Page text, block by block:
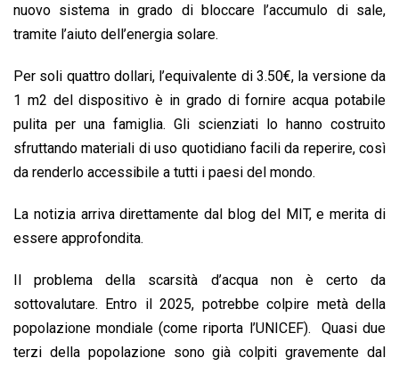
nuovo sistema in grado di bloccare l’accumulo di sale,
tramite l’aiuto dell’energia solare.
Per soli quattro dollari, l’equivalente di 3.50€, la versione da
1 m2 del dispositivo è in grado di fornire acqua potabile
pulita per una famiglia. Gli scienziati lo hanno costruito
sfruttando materiali di uso quotidiano facili da reperire, così
da renderlo accessibile a tutti i paesi del mondo.
La notizia arriva direttamente dal blog del MIT, e merita di
essere approfondita.
Il problema della scarsità d’acqua non è certo da
sottovalutare. Entro il 2025, potrebbe colpire metà della
popolazione mondiale (come riporta l’UNICEF). Quasi due
terzi della popolazione sono già colpiti gravemente dal